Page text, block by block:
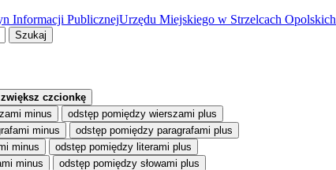
Informacji PublicznejUrzędu Miejskiego w Strzelcach Opolskich
zwiększ czcionkę
minus
odstęp pomiędzy wierszami plus
minus
odstęp pomiędzy paragrafami plus
minus
odstęp pomiędzy literami plus
minus
odstęp pomiędzy słowami plus